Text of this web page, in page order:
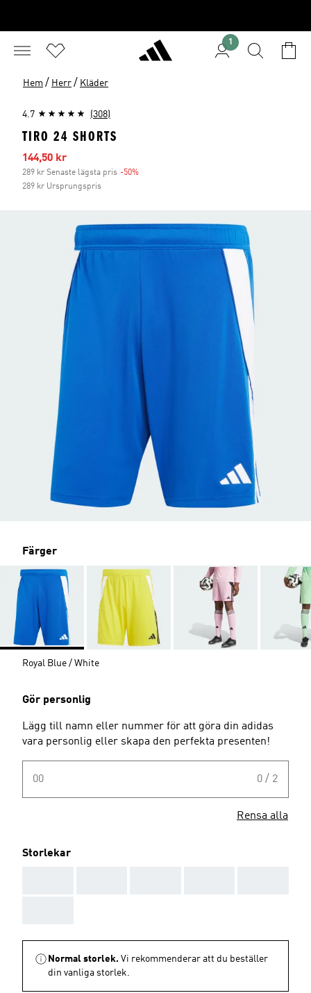
1
Hem / Herr / Kläder
4.7 (308)
TIRO 24 SHORTS
Reapris
144,50 kr
289 kr Senaste lägsta pris -50%
289 kr Ursprungspris
Färger
Royal Blue / White
Gör personlig
Lägg till namn eller nummer för att göra din adidas
vara personlig eller skapa den perfekta presenten!
00 0 / 2
Rensa alla
Storlekar
Normal storlek. Vi rekommenderar att du beställer
din vanliga storlek.